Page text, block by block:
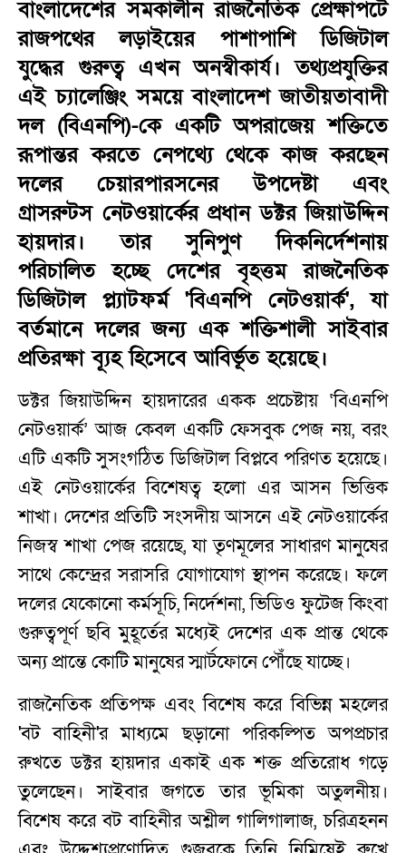
বাংলাদেশের সমকালীন রাজনৈতিক প্রেক্ষাপটে
রাজপথের লড়াইয়ের পাশাপাশি ডিজিটাল
যুদ্ধের গুরুত্ব এখন অনস্বীকার্য। তথ্যপ্রযুক্তির
এই চ্যালেঞ্জিং সময়ে বাংলাদেশ জাতীয়তাবাদী
দল (বিএনপি)-কে একটি অপরাজেয় শক্তিতে
রূপান্তর করতে নেপথ্যে থেকে কাজ করছেন
দলের চেয়ারপারসনের উপদেষ্টা এবং
গ্রাসরুটস নেটওয়ার্কের প্রধান ডক্টর জিয়াউদ্দিন
হায়দার। তার সুনিপুণ দিকনির্দেশনায়
পরিচালিত হচ্ছে দেশের বৃহত্তম রাজনৈতিক
ডিজিটাল প্ল্যাটফর্ম 'বিএনপি নেটওয়ার্ক', যা
বর্তমানে দলের জন্য এক শক্তিশালী সাইবার
প্রতিরক্ষা ব্যূহ হিসেবে আবির্ভূত হয়েছে।
ডক্টর জিয়াউদ্দিন হায়দারের একক প্রচেষ্টায় ‘বিএনপি
নেটওয়ার্ক’ আজ কেবল একটি ফেসবুক পেজ নয়, বরং
এটি একটি সুসংগঠিত ডিজিটাল বিপ্লবে পরিণত হয়েছে।
এই নেটওয়ার্কের বিশেষত্ব হলো এর আসন ভিত্তিক
শাখা। দেশের প্রতিটি সংসদীয় আসনে এই নেটওয়ার্কের
নিজস্ব শাখা পেজ রয়েছে, যা তৃণমূলের সাধারণ মানুষের
সাথে কেন্দ্রের সরাসরি যোগাযোগ স্থাপন করেছে। ফলে
দলের যেকোনো কর্মসূচি, নির্দেশনা, ভিডিও ফুটেজ কিংবা
গুরুত্বপূর্ণ ছবি মুহূর্তের মধ্যেই দেশের এক প্রান্ত থেকে
অন্য প্রান্তে কোটি মানুষের স্মার্টফোনে পৌঁছে যাচ্ছে।
রাজনৈতিক প্রতিপক্ষ এবং বিশেষ করে বিভিন্ন মহলের
'বট বাহিনী'র মাধ্যমে ছড়ানো পরিকল্পিত অপপ্রচার
রুখতে ডক্টর হায়দার একাই এক শক্ত প্রতিরোধ গড়ে
তুলেছেন। সাইবার জগতে তার ভূমিকা অতুলনীয়।
বিশেষ করে বট বাহিনীর অশ্লীল গালিগালাজ, চরিত্রহনন